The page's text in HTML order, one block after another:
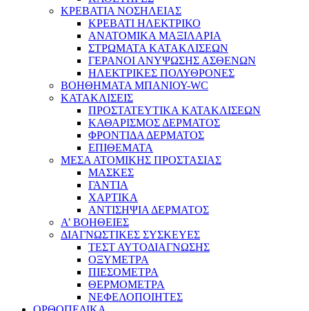
ΚΡΕΒΑΤΙΑ ΝΟΣΗΛΕΙΑΣ
ΚΡΕΒΑΤΙ ΗΛΕΚΤΡΙΚΟ
ΑΝΑΤΟΜΙΚΑ ΜΑΞΙΛΑΡΙΑ
ΣΤΡΩΜΑΤΑ ΚΑΤΑΚΛΙΣΕΩΝ
ΓΕΡΑΝΟΙ ΑΝΥΨΩΣΗΣ ΑΣΘΕΝΩΝ
ΗΛΕΚΤΡΙΚΕΣ ΠΟΛΥΘΡΟΝΕΣ
ΒΟΗΘΗΜΑΤΑ ΜΠΑΝΙΟΥ-WC
ΚΑΤΑΚΛΙΣΕΙΣ
ΠΡΟΣΤΑΤΕΥΤΙΚΑ ΚΑΤΑΚΛΙΣΕΩΝ
ΚΑΘΑΡΙΣΜΟΣ ΔΕΡΜΑΤΟΣ
ΦΡΟΝΤΙΔΑ ΔΕΡΜΑΤΟΣ
ΕΠΙΘΕΜΑΤΑ
ΜΕΣΑ ΑΤΟΜΙΚΗΣ ΠΡΟΣΤΑΣΙΑΣ
ΜΑΣΚΕΣ
ΓΑΝΤΙΑ
ΧΑΡΤΙΚΑ
ΑΝΤΙΣΗΨΙΑ ΔΕΡΜΑΤΟΣ
Α’ ΒΟΗΘΕΙΕΣ
ΔΙΑΓΝΩΣΤΙΚΕΣ ΣΥΣΚΕΥΕΣ
ΤΕΣΤ ΑΥΤΟΔΙΑΓΝΩΣΗΣ
ΟΞΥΜΕΤΡΑ
ΠΙΕΣΟΜΕΤΡΑ
ΘΕΡΜΟΜΕΤΡΑ
ΝΕΦΕΛΟΠΟΙΗΤΕΣ